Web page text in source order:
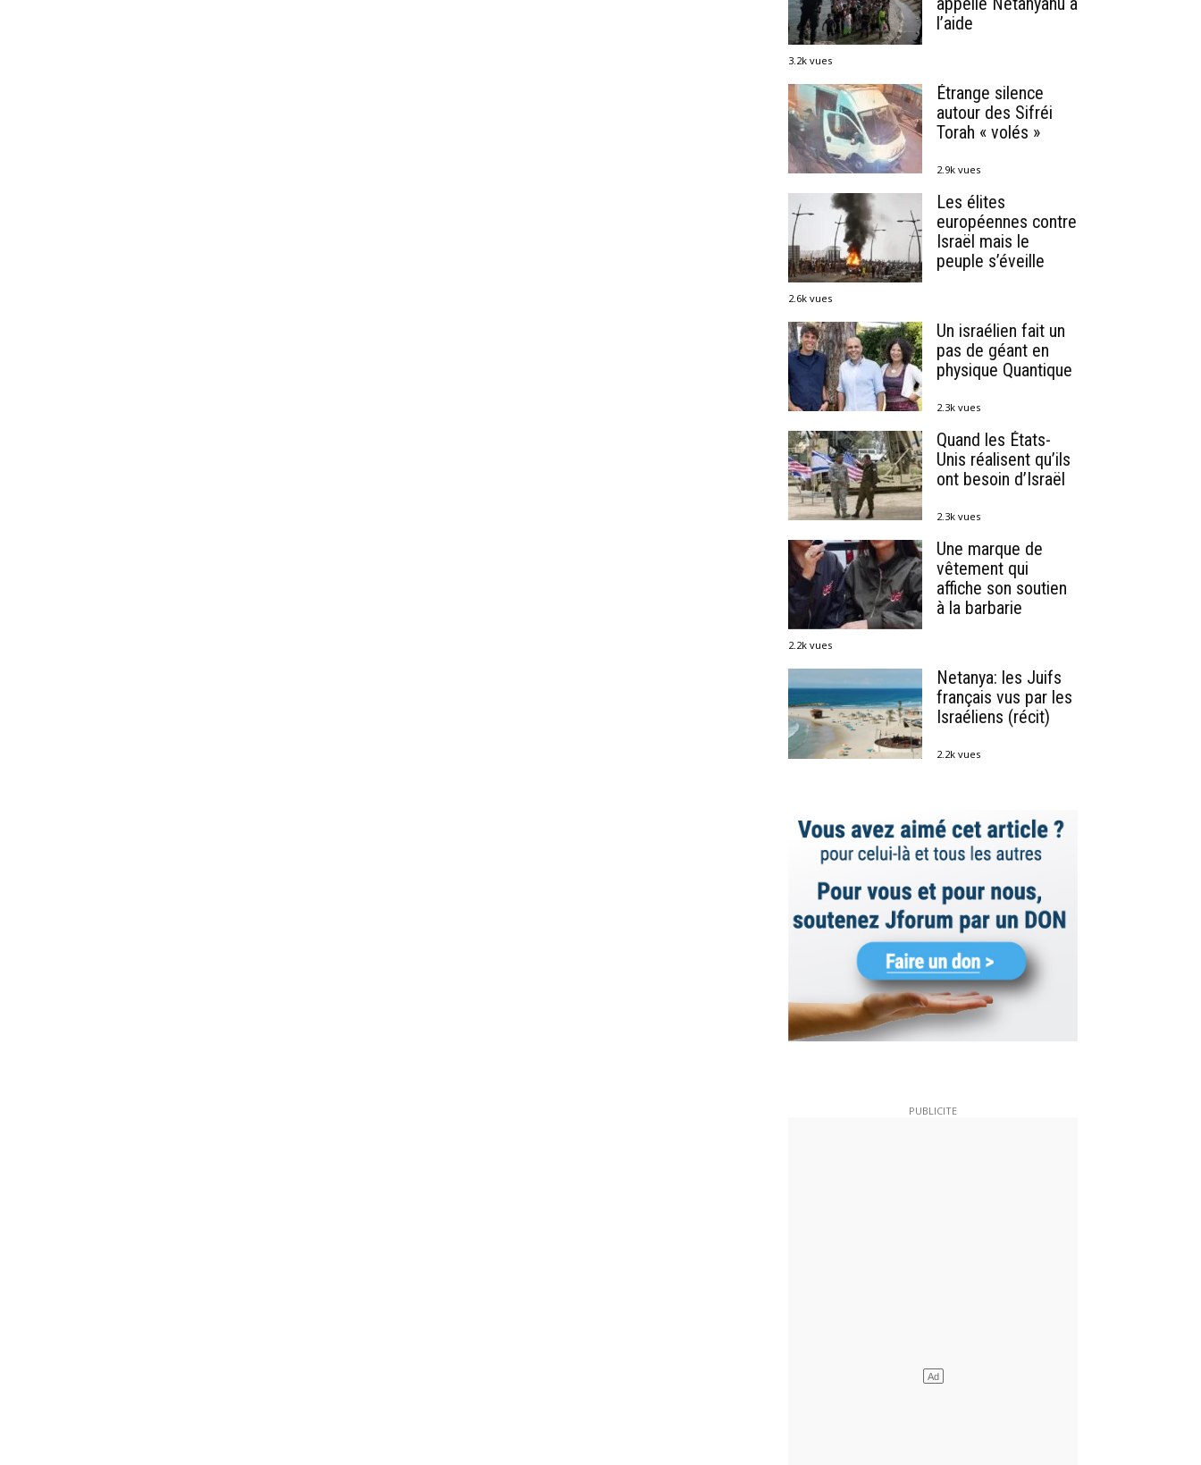
l’aide
3.2k vues
Étrange silence
autour des Sifréi
Torah « volés »
2.9k vues
Les élites
européennes contre
Israël mais le
peuple s’éveille
2.6k vues
Un israélien fait un
pas de géant en
physique Quantique
2.3k vues
Quand les États-
Unis réalisent qu’ils
ont besoin d’Israël
2.3k vues
Une marque de
vêtement qui
affiche son soutien
à la barbarie
2.2k vues
Netanya: les Juifs
français vus par les
Israéliens (récit)
2.2k vues